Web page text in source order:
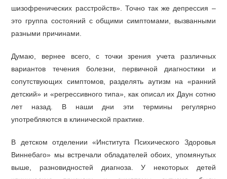
шизофренических расстройств». Точно так же депрессия –
это группа состояний с общими симптомами, вызванными
разными причинами.
Думаю, вернее всего, с точки зрения учета различных
вариантов течения болезни, первичной диагностики и
сопутствующих симптомов, разделять аутизм на «ранний
детский» и «регрессивного типа», как описал их Даун сотню
лет назад. В наши дни эти термины регулярно
употребляются в клинической практике.
В детском отделении «Института Психического Здоровья
Виннебаго» мы встречали обладателей обоих, упомянутых
выше, разновидностей диагноза. У некоторых детей